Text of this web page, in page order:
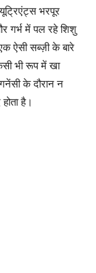
भरपूर
गर्भ में पल रहे शिशु
ऐसी सब्ज़ी के बारे
भी रूप में खा
के दौरान न
है।